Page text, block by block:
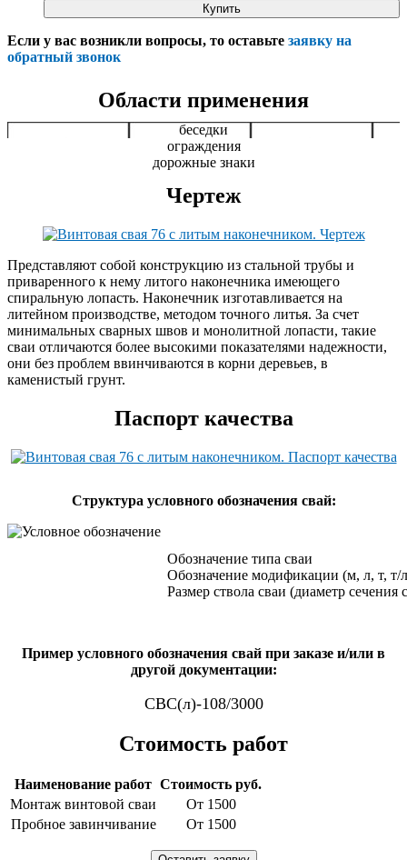
Купить
Если у вас возникли вопросы, то оставьте заявку на
обратный звонок
Области применения
беседки
ограждения
дорожные знаки
Чертеж
Представляют собой конструкцию из стальной трубы и
приваренного к нему литого наконечника имеющего
спиральную лопасть. Наконечник изготавливается на
литейном производстве, методом точного литья. За счет
минимальных сварных швов и монолитной лопасти, такие
сваи отличаются более высокими показателями надежности,
они без проблем ввинчиваются в корни деревьев, в
каменистый грунт.
Паспорт качества
Cтруктура условного обозначения свай:
Обозначение типа сваи
Обозначение модификации (м, л, т, т/
Размер ствола сваи (диаметр сечения
Пример условного обозначения свай при заказе и/или в
другой документации:
СВС(л)-108/3000
Стоимость работ
Наименование работ Стоимость руб.
Монтаж винтовой сваи
От 1500
Пробное завинчивание
От 1500